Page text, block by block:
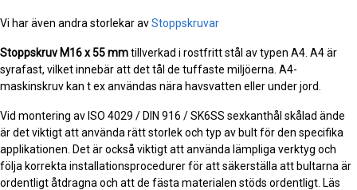
Vi har även andra storlekar avStoppskruvar
Stoppskruv M16 x 55 mmtillverkad i rostfritt stål av typen A4. A4 är
syrafast, vilket innebär att det tål de tuffaste miljöerna. A4-
maskinskruv kan t ex användas nära havsvatten eller under jord.
Vid montering av ISO 4029 / DIN 916 / SK6SS sexkanthål skålad ände
är det viktigt att använda rätt storlek och typ av bult för den specifika
applikationen. Det är också viktigt att använda lämpliga verktyg och
följa korrekta installationsprocedurer för att säkerställa att bultarna är
ordentligt åtdragna och att de fästa materialen stöds ordentligt. Läs